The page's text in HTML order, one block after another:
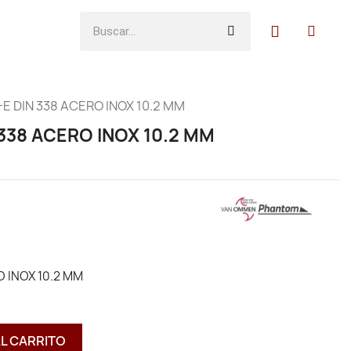
DIN 338 ACERO INOX 10.2 MM
ACERO INOX 10.2 MM
INOX 10.2 MM
CARRITO